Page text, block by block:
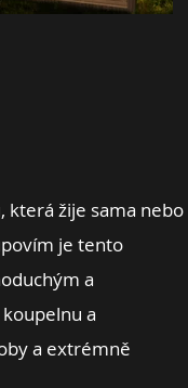
která žije sama nebo
je tento
a
a
a extrémně